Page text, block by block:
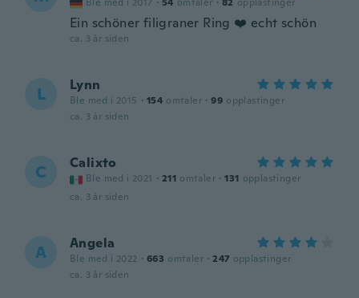
Ein schöner filigraner Ring ❤️ echt schön
ca. 3 år siden
L Lynn
Ble med i 2015 · 154 omtaler · 99 opplastinger
ca. 3 år siden
C Calixto
Ble med i 2021 · 211 omtaler · 131 opplastinger
ca. 3 år siden
A Angela
Ble med i 2022 · 663 omtaler · 247 opplastinger
ca. 3 år siden